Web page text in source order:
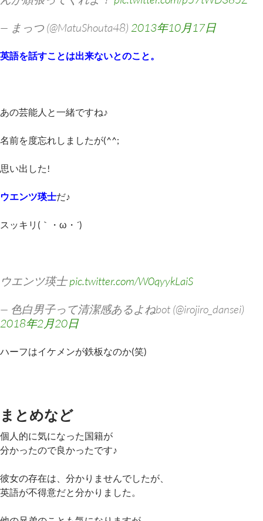
— まっつ (@MatuShouta48) 2013年10月17日
英語を話すことは出来ないとのこと。
あの芸能人と一緒ですね♪
名前を度忘れしましたが(^^;
思い出した!
ウエンツ瑛士だ♪
スッキリ(｀・ω・´)ゞ
ウエンツ瑛士pic.twitter.com/W0qyykLaiS
— 色白男子って清潔感あるよねbot (@irojiro_dansei)
2018年2月20日
ハーフはイケメンが鉄板なのか(笑)
まとめなど
個人的に気になった国籍が
分かったので良かったです♪
彼女の存在は、分かりませんでしたが、
英語が不得意だと分かりました。